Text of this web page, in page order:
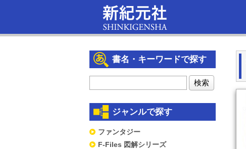
書名・キーワードで探す
ジャンルで探す
ファンタジー
F-Files 図解シリーズ